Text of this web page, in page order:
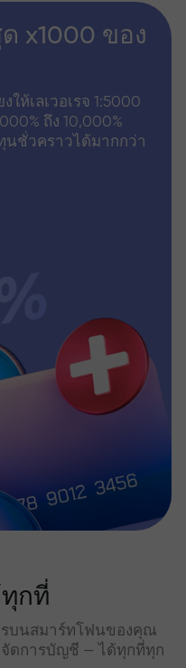
x1000 ของ
ห้เลเวอเรจ 1:5000
ถึง 10,000%
ชั่วคราวได้มากกว่า
ทุกที่
รบนสมาร์ทโฟนของคุณ
จัดการบัญชี — ได้ทุกที่ทุก